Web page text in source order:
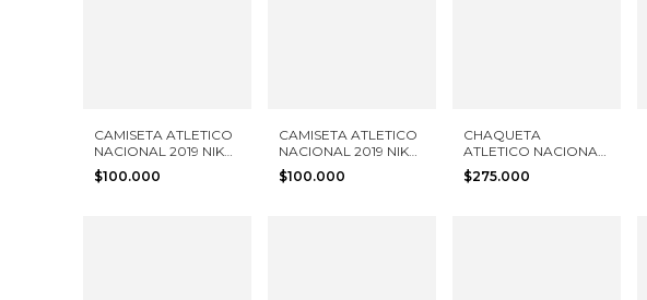
CAMISETA ATLETICO
NACIONAL 2019 NIKE
TALLA S NIÑO
$100.000
CAMISETA ATLETICO
NACIONAL 2019 NIKE
TALLA L NIÑO
$100.000
CHAQUETA
ATLETICO NACIONAL
2024 NIKE TALLA M
$275.000